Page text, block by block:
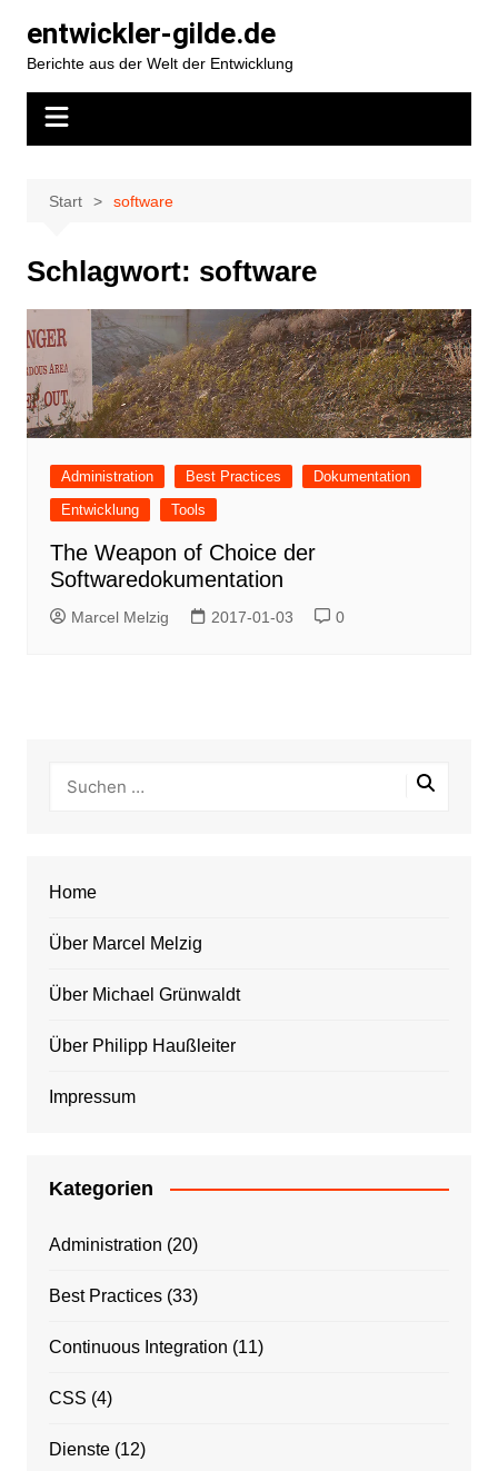
Inhalt
springen
entwickler-gilde.de
Berichte aus der Welt der Entwicklung
Start software
Schlagwort: software
Administration Best Practices
Dokumentation
Entwicklung
Tools
The Weapon of Choice der
Softwaredokumentation
Marcel Melzig 2017-01-03 0
Home
Über Marcel Melzig
Über Michael Grünwaldt
Über Philipp Haußleiter
Impressum
Kategorien
Administration (20)
Best Practices(33)
Continuous Integration (11)
CSS (4)
Dienste(12)